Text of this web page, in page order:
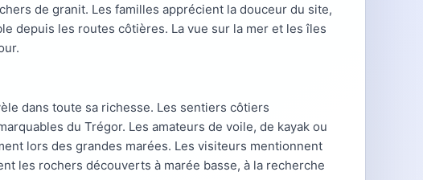
de granit. Les familles apprécient la douceur du site,
depuis les routes côtières. La vue sur la mer et les îles
dans toute sa richesse. Les sentiers côtiers
du Trégor. Les amateurs de voile, de kayak ou
lors des grandes marées. Les visiteurs mentionnent
les rochers découverts à marée basse, à la recherche